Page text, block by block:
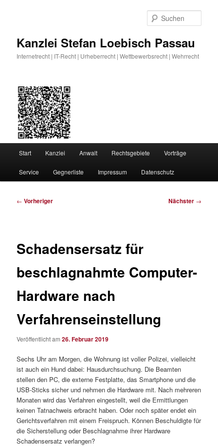
Kanzlei Stefan Loebisch Passau
Internetrecht | IT-Recht | Urheberrecht | Wettbewerbsrecht | Wehrrecht
Start Kanzlei Anwalt Rechtsgebiete Vorträge
Service Gegnerliste Impressum Datenschutz
Beitragsnavigation
← Vorheriger Nächster →
Schadensersatz für
beschlagnahmte Computer-
Hardware nach
Verfahrenseinstellung
Veröffentlicht am26. Februar 2019
Sechs Uhr am Morgen, die Wohnung ist voller Polizei, vielleicht
ist auch ein Hund dabei: Hausdurchsuchung. Die Beamten
stellen den PC, die externe Festplatte, das Smartphone und die
USB-Sticks sicher und nehmen die Hardware mit. Nach mehreren
Monaten wird das Verfahren eingestellt, weil die Ermittlungen
keinen Tatnachweis erbracht haben. Oder noch später endet ein
Gerichtsverfahren mit einem Freispruch. Können Beschuldigte für
die Sicherstellung oder Beschlagnahme ihrer Hardware
Schadensersatz verlangen?